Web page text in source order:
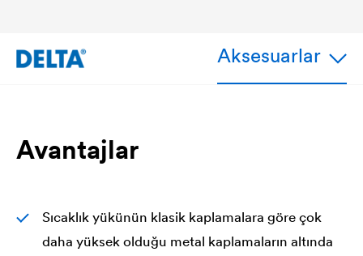
Aksesuarlar
Avantajlar
Sıcaklık yükünün klasik kaplamalara göre çok
daha yüksek olduğu metal kaplamaların altında